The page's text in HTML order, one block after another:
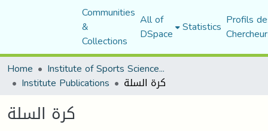
Communities
&
Collections
All of
DSpace Statistics Profils
Home
Institute of Sports Sciences and Techniques
Institute Publications كرة السلة
كرة السلة